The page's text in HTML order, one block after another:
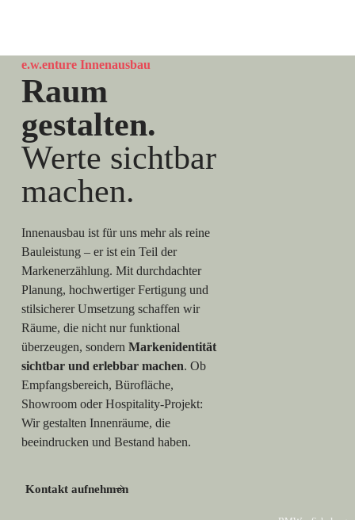
e.w.enture Innenausbau
Raum
gestalten.
Werte sichtbar
machen.
Innenausbau ist für uns mehr als reine
Bauleistung – er ist ein Teil der
Markenerzählung. Mit durchdachter
Planung, hochwertiger Fertigung und
stilsicherer Umsetzung schaffen wir
Räume, die nicht nur funktional
überzeugen, sondern Markenidentität
sichtbar und erlebbar machen. Ob
Empfangsbereich, Bürofläche,
Showroom oder Hospitality-Projekt:
Wir gestalten Innenräume, die
beeindrucken und Bestand haben.
Kontakt aufnehmen